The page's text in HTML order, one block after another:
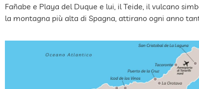
Fañabe e Playa del Duque e lui, il Teide, il vulcano
la montagna più alta di Spagna, attirano ogni anno